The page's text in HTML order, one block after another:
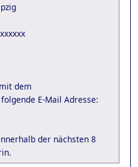
dem
E-Mail Adresse:
der nächsten 8